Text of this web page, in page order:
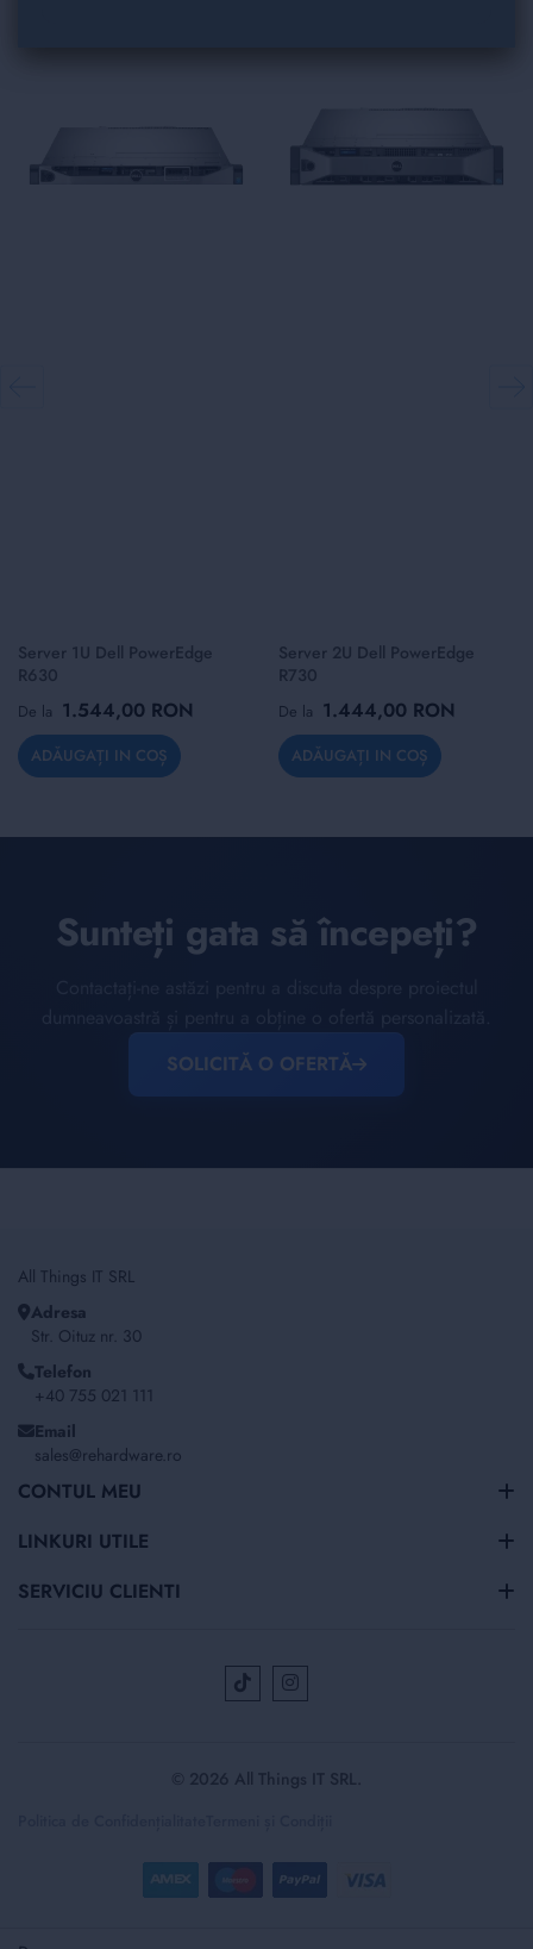
Server 1U Dell PowerEdge
R630
De la 1.544,00 RON
ADĂUGAȚI IN COȘ
Server 2U Dell PowerEdge
R730
De la 1.444,00 RON
ADĂUGAȚI IN COȘ
Sunteți gata să începeți?
SOLICITĂ O OFERTĂ
All Things IT SRL
Adresa
Str. Oituz nr. 30
Telefon
+40 755 021 111
Email
sales@rehardware.ro
CONTUL MEU
LINKURI UTILE
SERVICIU CLIENTI
© 2026 All Things IT SRL.